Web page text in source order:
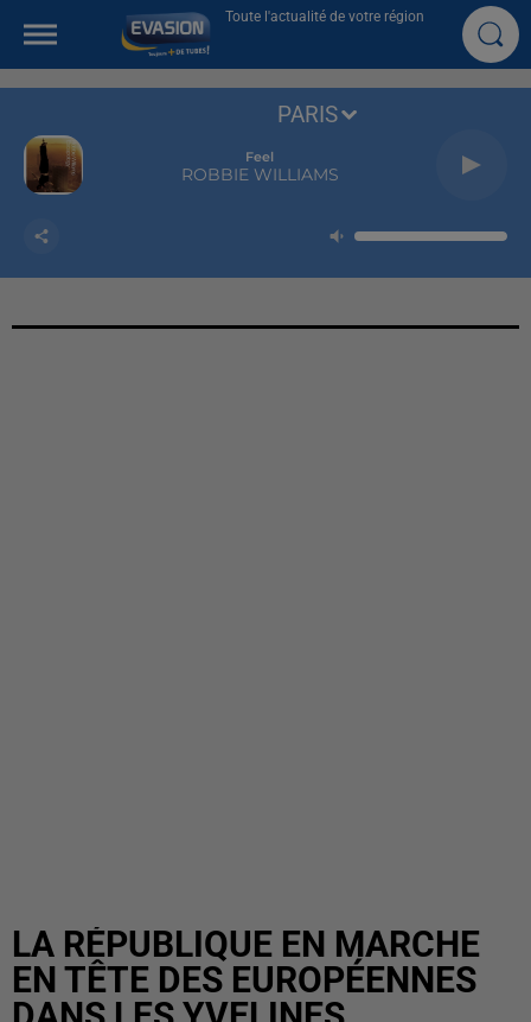
Toute l'actualité de votre région
Feel
ROBBIE WILLIAMS
PARIS
LA RÉPUBLIQUE EN MARCHE
EN TÊTE DES EUROPÉENNES